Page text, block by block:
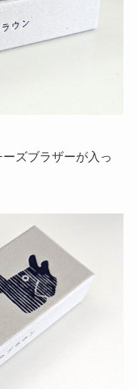
ズブラザーが入っ